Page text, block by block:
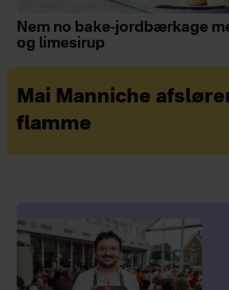
Nem no bake-jordbærkage
og limesirup
Mai Manniche
flamme